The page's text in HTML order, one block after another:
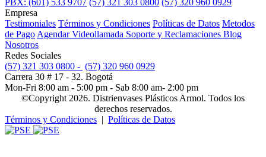
PBX: (601) 533 9707 (57) 321 303 0800 (57) 320 960 0929
Empresa
Testimoniales Términos y Condiciones Políticas de Datos Metodos
de Pago Agendar Videollamada Soporte y Reclamaciones Blog
Nosotros
Redes Sociales
(57) 321 303 0800 - (57) 320 960 0929
Carrera 30 # 17 - 32. Bogotá
Mon-Fri 8:00 am - 5:00 pm - Sab 8:00 am- 2:00 pm
©Copyright 2026. Distrienvases Plásticos Armol. Todos los
derechos reservados.
Términos y Condiciones | Políticas de Datos